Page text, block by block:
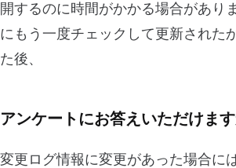
開するのに時間がかかる場合があり
にもう一度チェックして更新された
た後、
アンケートにお答えいただけま
変更ログ情報に変更があった場合に